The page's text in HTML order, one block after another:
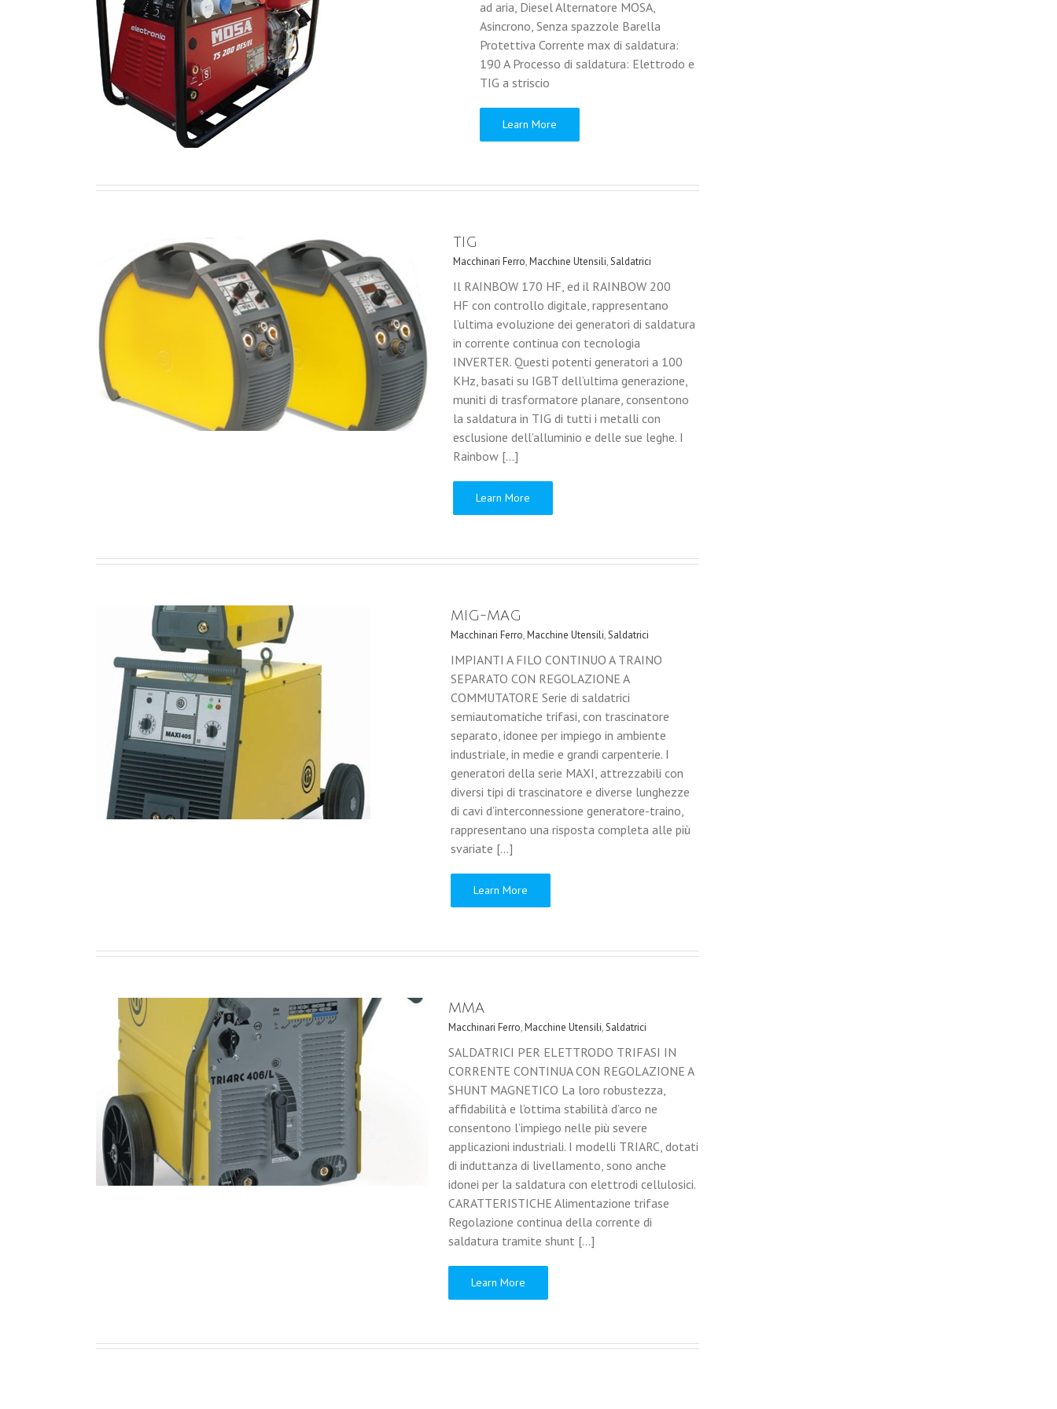
ad aria, Diesel Alternatore MOSA,
Asincrono, Senza spazzole Barella
Protettiva Corrente max di saldatura:
190 A Processo di saldatura: Elettrodo e
TIG a striscio
Learn More
TIG
Macchinari Ferro,Macchine Utensili,Saldatrici
Il RAINBOW 170 HF, ed il RAINBOW 200
HF con controllo digitale, rappresentano
l’ultima evoluzione dei generatori di saldatura
in corrente continua con tecnologia
INVERTER. Questi potenti generatori a 100
KHz, basati su IGBT dell’ultima generazione,
muniti di trasformatore planare, consentono
la saldatura in TIG di tutti i metalli con
esclusione dell’alluminio e delle sue leghe. I
Rainbow [...]
Learn More
MIG-MAG
Macchinari Ferro,Macchine Utensili,Saldatrici
IMPIANTI A FILO CONTINUO A TRAINO
SEPARATO CON REGOLAZIONE A
COMMUTATORE Serie di saldatrici
semiautomatiche trifasi, con trascinatore
separato, idonee per impiego in ambiente
industriale, in medie e grandi carpenterie. I
generatori della serie MAXI, attrezzabili con
diversi tipi di trascinatore e diverse lunghezze
di cavi d’interconnessione generatore-traino,
rappresentano una risposta completa alle più
svariate [...]
Learn More
MMA
Macchinari Ferro,Macchine Utensili,Saldatrici
SALDATRICI PER ELETTRODO TRIFASI IN
CORRENTE CONTINUA CON REGOLAZIONE A
SHUNT MAGNETICO La loro robustezza,
affidabilità e l’ottima stabilità d’arco ne
consentono l’impiego nelle più severe
applicazioni industriali. I modelli TRIARC, dotati
di induttanza di livellamento, sono anche
idonei per la saldatura con elettrodi cellulosici.
CARATTERISTICHE Alimentazione trifase
Regolazione continua della corrente di
saldatura tramite shunt [...]
Learn More